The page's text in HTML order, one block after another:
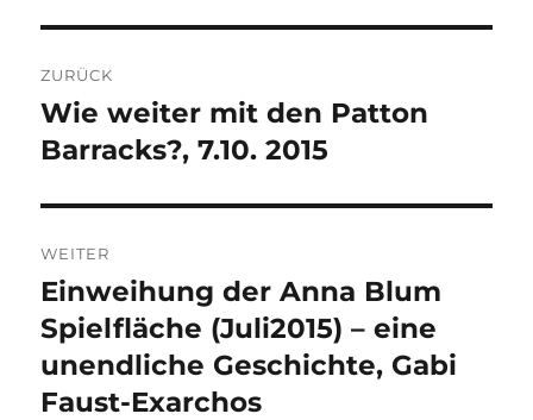
ZURÜCK
Vorheriger
Beitrag:
Wie weiter mit den Patton
Barracks?, 7.10. 2015
WEITER
Nächster
Beitrag:
Einweihung der Anna Blum
Spielfläche (Juli2015) – eine
unendliche Geschichte, Gabi
Faust-Exarchos